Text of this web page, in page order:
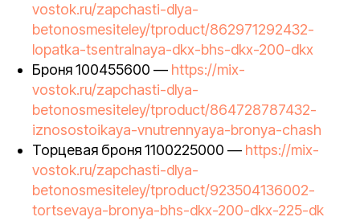
vostok.ru/zapchasti-dlya-
betonosmesiteley/tproduct/862971292432-
lopatka-tsentralnaya-dkx-bhs-dkx-200-dkx
Броня 100455600 — https://mix-
vostok.ru/zapchasti-dlya-
betonosmesiteley/tproduct/864728787432-
iznosostoikaya-vnutrennyaya-bronya-chash
Торцевая броня 1100225000 — https://mix-
vostok.ru/zapchasti-dlya-
betonosmesiteley/tproduct/923504136002-
tortsevaya-bronya-bhs-dkx-200-dkx-225-dk